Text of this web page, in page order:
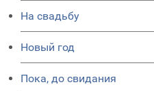
На свадьбу
Новый год
Пока, до свидания